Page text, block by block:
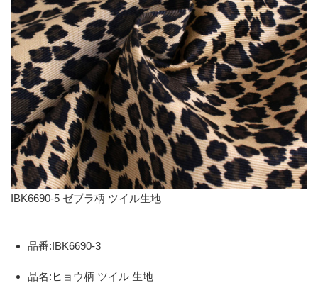
IBK6690-5 ゼブラ柄 ツイル生地
品番:IBK6690-3
品名:ヒョウ柄 ツイル 生地